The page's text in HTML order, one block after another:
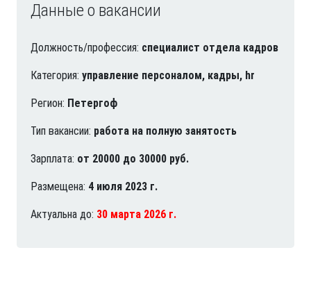
Данные о вакансии
Должность/профессия: специалист отдела кадров
Категория: управление персоналом, кадры, hr
Регион: Петергоф
Тип вакансии: работа на полную занятость
Зарплата: от 20000 до 30000 руб.
Размещена: 4 июля 2023 г.
Актуальна до: 30 марта 2026 г.